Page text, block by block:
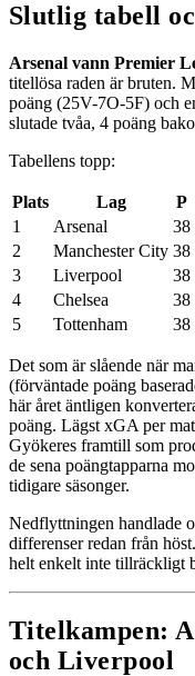
Slutlig tabell
Arsenal vann Premier
titellösa raden är bruten.
poäng (25V-7O-5F) och
slutade tvåa, 4 poäng
Tabellens topp:
Plats Lag P
1
Arsenal 38
2
Manchester City 38
3
Liverpool 38
4
Chelsea 38
5
Tottenham 38
Det som är slående när
(förväntade poäng
här året äntligen
poäng. Lägst xGA per
Gyökeres framtill som
de sena poängtapparna
tidigare säsonger.
Nedflyttningen handlade
differenser redan från
helt enkelt inte tillräckligt
Titelkampen:
och Liverpool